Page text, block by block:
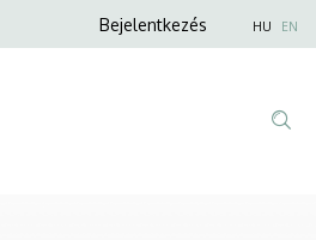
Anonim
Bejelentkezés HU EN